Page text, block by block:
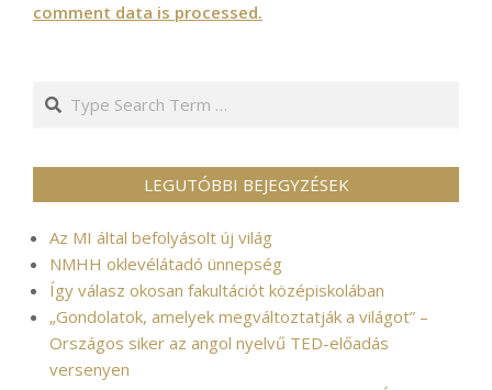
comment data is processed.
Search
LEGUTÓBBI BEJEGYZÉSEK
Az MI által befolyásolt új világ
NMHH oklevélátadó ünnepség
Így válasz okosan fakultációt középiskolában
„Gondolatok, amelyek megváltoztatják a világot” –
Országos siker az angol nyelvű TED-előadás
versenyen